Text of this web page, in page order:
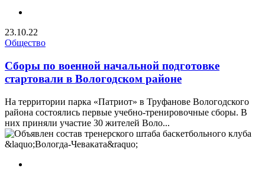
23.10.22
Общество
Сборы по военной начальной подготовке
стартовали в Вологодском районе
На территории парка «Патриот» в Труфанове Вологодского
района состоялись первые учебно-тренировочные сборы. В
них приняли участие 30 жителей Воло...